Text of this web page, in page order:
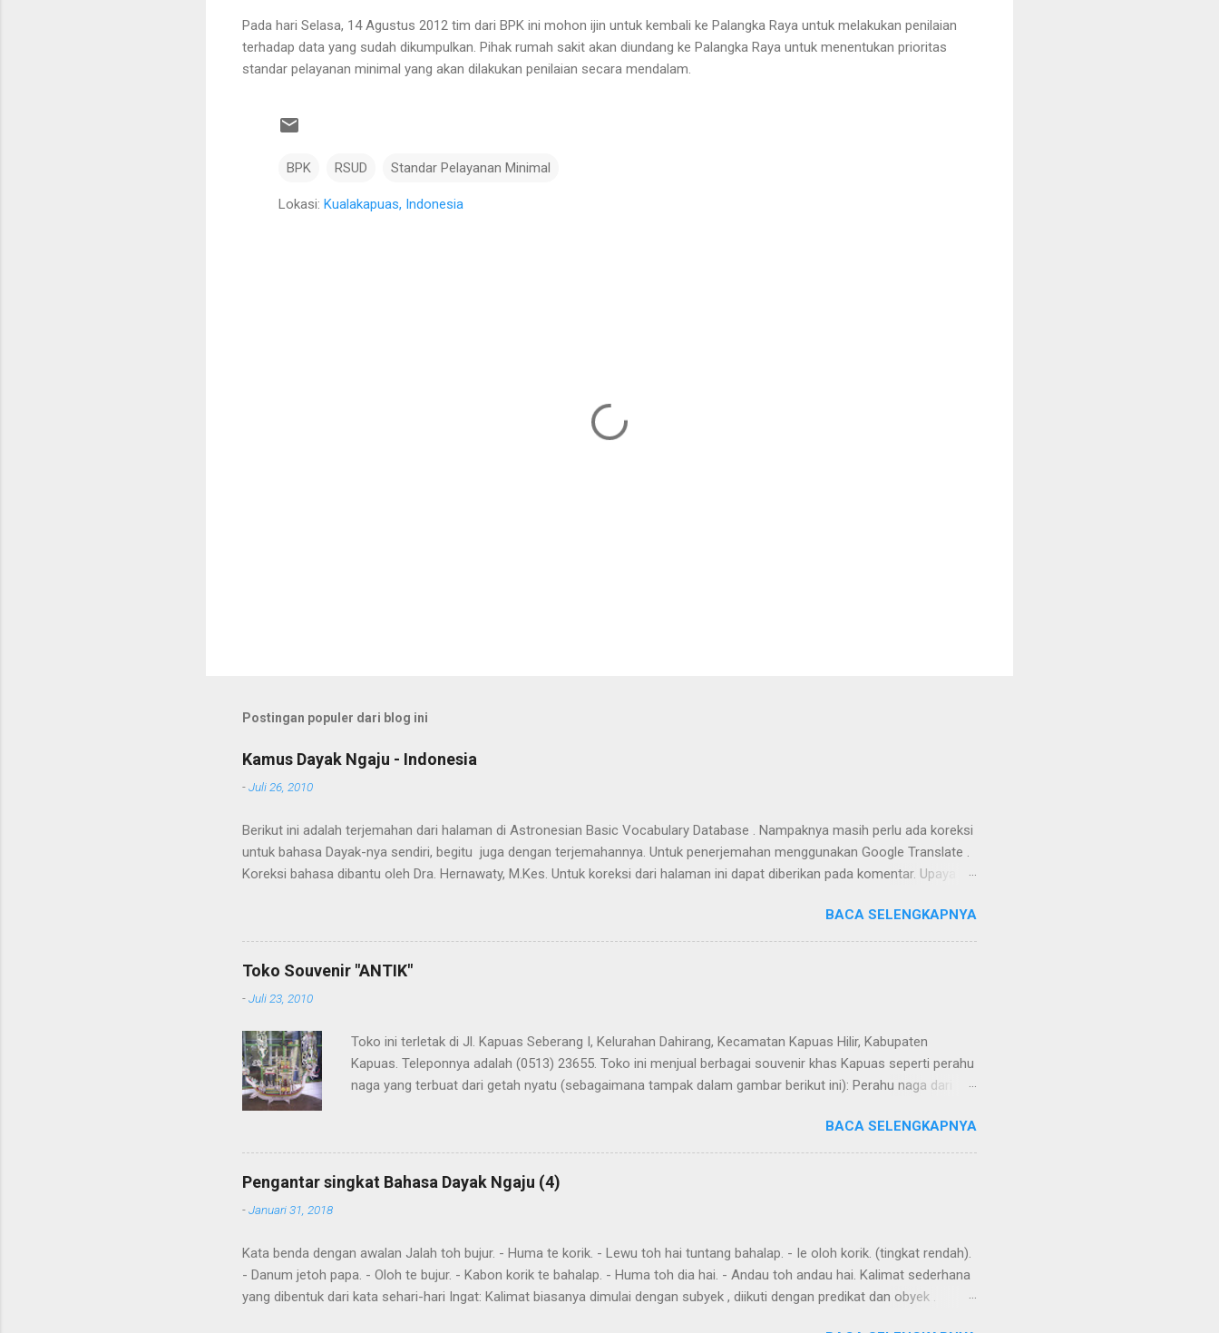
Pada hari Selasa, 14 Agustus 2012 tim dari BPK ini mohon ijin untuk kembali ke Palangka Raya untuk melakukan penilaian
terhadap data yang sudah dikumpulkan. Pihak rumah sakit akan diundang ke Palangka Raya untuk menentukan prioritas
standar pelayanan minimal yang akan dilakukan penilaian secara mendalam.
BPK RSUD Standar Pelayanan Minimal
Lokasi: Kualakapuas, Indonesia
Postingan populer dari blog ini
Kamus Dayak Ngaju - Indonesia
-Juli 26, 2010
Berikut ini adalah terjemahan dari halaman di Astronesian Basic Vocabulary Database . Nampaknya masih perlu ada koreksi
untuk bahasa Dayak-nya sendiri, begitu juga dengan terjemahannya. Untuk penerjemahan menggunakan Google Translate .
Koreksi bahasa dibantu oleh Dra. Hernawaty, M.Kes. Untuk koreksi dari halaman ini dapat diberikan pada komentar. Upaya
BACA SELENGKAPNYA
Toko Souvenir "ANTIK"
-Juli 23, 2010
Toko ini terletak di Jl. Kapuas Seberang I, Kelurahan Dahirang, Kecamatan Kapuas Hilir, Kabupaten
Kapuas. Teleponnya adalah (0513) 23655. Toko ini menjual berbagai souvenir khas Kapuas seperti perahu
naga yang terbuat dari getah nyatu (sebagaimana tampak dalam gambar berikut ini): Perahu naga dari
BACA SELENGKAPNYA
Pengantar singkat Bahasa Dayak Ngaju (4)
-Januari 31, 2018
Kata benda dengan awalan Jalah toh bujur. - Huma te korik. - Lewu toh hai tuntang bahalap. - Ie oloh korik. (tingkat rendah).
- Danum jetoh papa. - Oloh te bujur. - Kabon korik te bahalap. - Huma toh dia hai. - Andau toh andau hai. Kalimat sederhana
yang dibentuk dari kata sehari-hari Ingat: Kalimat biasanya dimulai dengan subyek , diikuti dengan predikat dan obyek .